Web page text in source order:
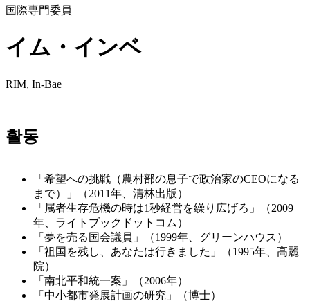
国際専門委員
イム・インベ
RIM, In-Bae
활동
「希望への挑戦（農村部の息子で政治家のCEOになる
まで）」（2011年、清林出版）
「属者生存危機の時は1秒経営を繰り広げろ」（2009
年、ライトブックドットコム）
「夢を売る国会議員」（1999年、グリーンハウス）
「祖国を残し、あなたは行き​​ました」（1995年、高麗
院）
「南北平和統一案」（2006年）
「中小都市発展計画の研究」（博士）